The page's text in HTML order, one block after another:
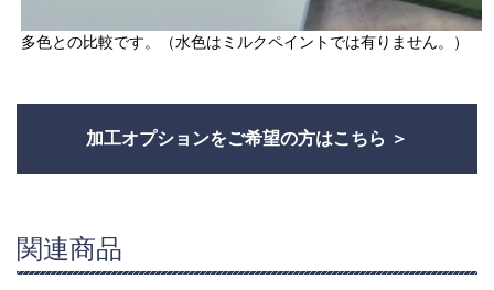
多色との比較です。（水色はミルクペイントでは有りません。）
加工オプションをご希望の方はこちら
関連商品